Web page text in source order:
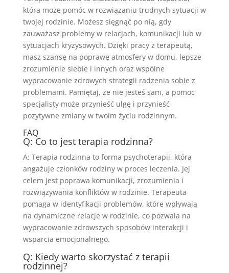
która może pomóc w rozwiązaniu trudnych sytuacji w
twojej rodzinie. Możesz sięgnąć po nią, gdy
zauważasz problemy w relacjach, komunikacji lub w
sytuacjach kryzysowych. Dzięki pracy z terapeutą,
masz szansę na poprawę atmosfery w domu, lepsze
zrozumienie siebie i innych oraz wspólne
wypracowanie zdrowych strategii radzenia sobie z
problemami. Pamiętaj, że nie jesteś sam, a pomoc
specjalisty może przynieść ulgę i przynieść
pozytywne zmiany w twoim życiu rodzinnym.
FAQ
Q: Co to jest terapia rodzinna?
A: Terapia rodzinna to forma psychoterapii, która
angażuje członków rodziny w proces leczenia. Jej
celem jest poprawa komunikacji, zrozumienia i
rozwiązywania konfliktów w rodzinie. Terapeuta
pomaga w identyfikacji problemów, które wpływają
na dynamiczne relacje w rodzinie, co pozwala na
wypracowanie zdrowszych sposobów interakcji i
wsparcia emocjonalnego.
Q: Kiedy warto skorzystać z terapii
rodzinnej?